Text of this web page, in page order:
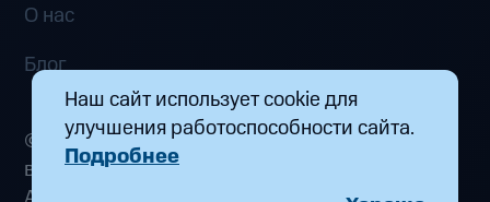
Наш сайт использует cookie для
улучшения работоспособности сайта.
Подробнее
О нас
Блог
© 2026 ООО «Маркетплейс распределенных
вычислений». Все права защищены